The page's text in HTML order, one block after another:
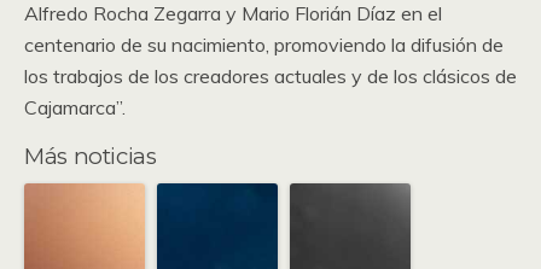
Alfredo Rocha Zegarra y Mario Florián Díaz en el
centenario de su nacimiento, promoviendo la difusión de
los trabajos de los creadores actuales y de los clásicos de
Cajamarca”.
Más noticias